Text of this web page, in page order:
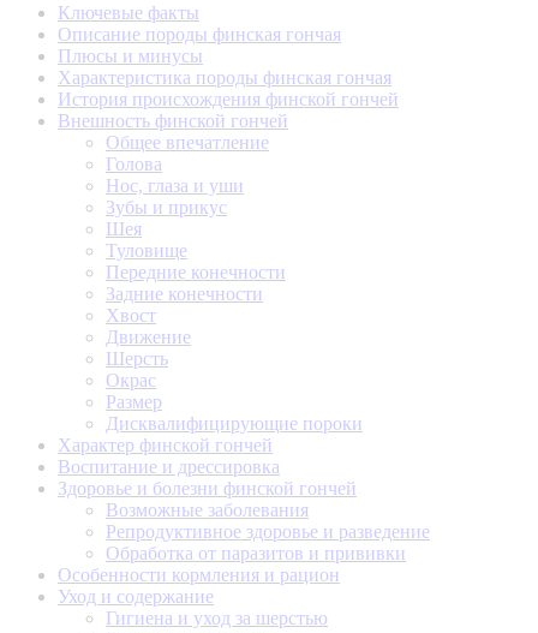
Ключевые факты
Описание породы финская гончая
Плюсы и минусы
Характеристика породы финская гончая
История происхождения финской гончей
Внешность финской гончей
Общее впечатление
Голова
Нос, глаза и уши
Зубы и прикус
Шея
Туловище
Передние конечности
Задние конечности
Хвост
Движение
Шерсть
Окрас
Размер
Дисквалифицирующие пороки
Характер финской гончей
Воспитание и дрессировка
Здоровье и болезни финской гончей
Возможные заболевания
Репродуктивное здоровье и разведение
Обработка от паразитов и прививки
Особенности кормления и рацион
Уход и содержание
Гигиена и уход за шерстью